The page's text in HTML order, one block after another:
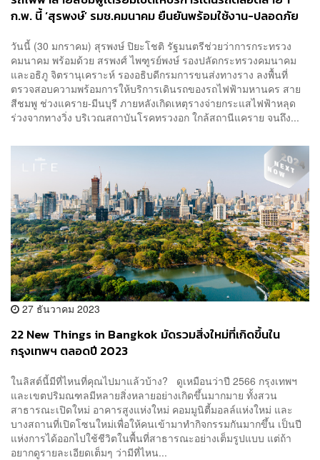
ก.พ. นี้ ‘สุรพงษ์’ รมช.คมนาคม ยืนยันพร้อมใช้งาน-ปลอดภัย
วันนี้ (30 มกราคม) สุรพงษ์ ปิยะโชติ รัฐมนตรีช่วยว่าการกระทรวง
คมนาคม พร้อมด้วย สรพงศ์ ไพฑูรย์พงษ์ รองปลัดกระทรวงคมนาคม
และอธิภู จิตรานุเคราะห์ รองอธิบดีกรมการขนส่งทางราง ลงพื้นที่
ตรวจสอบความพร้อมการให้บริการเดินรถของรถไฟฟ้ามหานคร สาย
สีชมพู ช่วงแคราย-มีนบุรี ภายหลังเกิดเหตุรางจ่ายกระแสไฟฟ้าหลุด
ร่วงจากทางวิ่ง บริเวณสถาบันโรคทรวงอก ใกล้สถานีแคราย จนถึง...
27 ธันวาคม 2023
22 New Things in Bangkok มัดรวมสิ่งใหม่ที่เกิดขึ้นใน
กรุงเทพฯ ตลอดปี 2023
ในลิสต์นี้มีที่ไหนที่คุณไปมาแล้วบ้าง? ดูเหมือนว่าปี 2566 กรุงเทพฯ
และเขตปริมณฑลมีหลายสิ่งหลายอย่างเกิดขึ้นมากมาย ทั้งสวน
สาธารณะเปิดใหม่ อาคารสูงแห่งใหม่ คอมมูนิตี้มอลล์แห่งใหม่ และ
บางสถานที่เปิดโซนใหม่เพื่อให้คนเข้ามาทำกิจกรรมกันมากขึ้น เป็นปี
แห่งการได้ออกไปใช้ชีวิตในพื้นที่สาธารณะอย่างเต็มรูปแบบ แต่ถ้า
อยากดูรายละเอียดเต็มๆ ว่ามีที่ไหน...